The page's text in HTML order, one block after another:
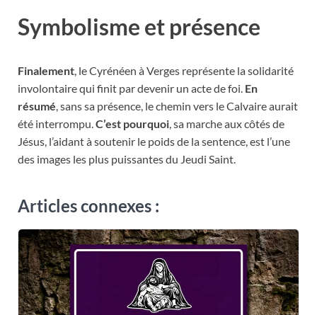
Symbolisme et présence
Finalement , le Cyrénéen à Verges représente la solidarité
involontaire qui finit par devenir un acte de foi. En
résumé , sans sa présence, le chemin vers le Calvaire aurait
été interrompu. C’est pourquoi , sa marche aux côtés de
Jésus, l’aidant à soutenir le poids de la sentence, est l’une
des images les plus puissantes du Jeudi Saint.
Articles connexes :